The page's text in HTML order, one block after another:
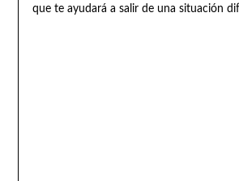
que te ayudará a salir de una situación